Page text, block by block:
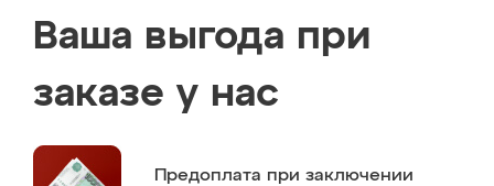
Ваша выгода при
заказе у нас
Предоплата при заключении